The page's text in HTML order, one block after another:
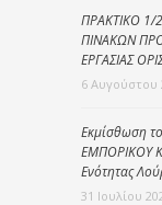
ΠΡΑΚΤΙΚΟ 1/
ΠΙΝΑΚΩΝ
ΕΡΓΑΣΙΑΣ
6 Αυγούστου
Εκμίσθωση
ΕΜΠΟΡΙΚΟΥ
Ενότητας
31 Ιουλίου